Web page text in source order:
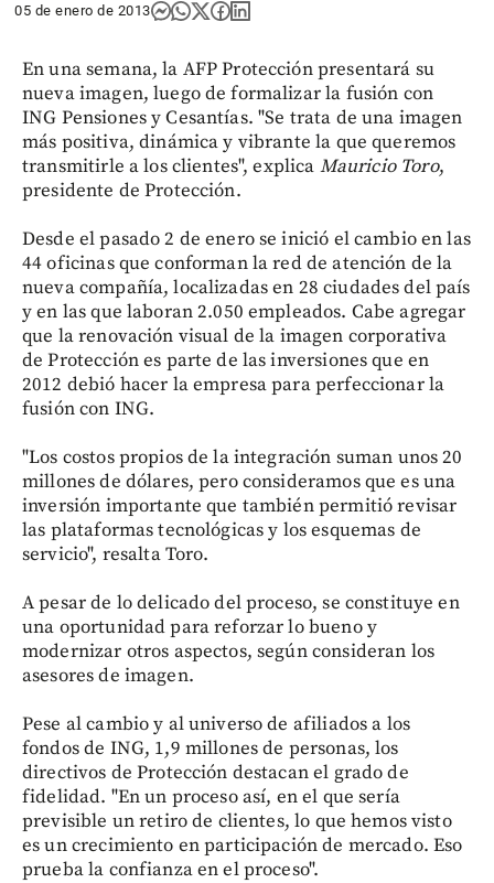
05 de enero de 2013
En una semana, la AFP Protección presentará su
nueva imagen, luego de formalizar la fusión con
ING Pensiones y Cesantías. "Se trata de una imagen
más positiva, dinámica y vibrante la que queremos
transmitirle a los clientes", explica Mauricio Toro,
presidente de Protección.
Desde el pasado 2 de enero se inició el cambio en las
44 oficinas que conforman la red de atención de la
nueva compañía, localizadas en 28 ciudades del país
y en las que laboran 2.050 empleados. Cabe agregar
que la renovación visual de la imagen corporativa
de Protección es parte de las inversiones que en
2012 debió hacer la empresa para perfeccionar la
fusión con ING.
"Los costos propios de la integración suman unos 20
millones de dólares, pero consideramos que es una
inversión importante que también permitió revisar
las plataformas tecnológicas y los esquemas de
servicio", resalta Toro.
A pesar de lo delicado del proceso, se constituye en
una oportunidad para reforzar lo bueno y
modernizar otros aspectos, según consideran los
asesores de imagen.
Pese al cambio y al universo de afiliados a los
fondos de ING, 1,9 millones de personas, los
directivos de Protección destacan el grado de
fidelidad. "En un proceso así, en el que sería
previsible un retiro de clientes, lo que hemos visto
es un crecimiento en participación de mercado. Eso
prueba la confianza en el proceso".